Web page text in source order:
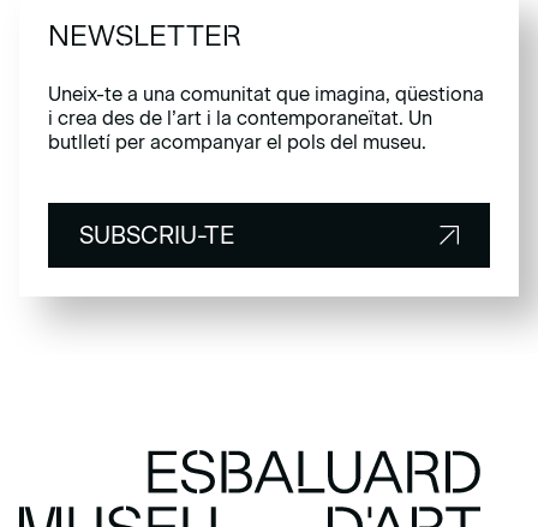
NEWSLETTER
Uneix-te a una comunitat que imagina, qüestiona
i crea des de l’art i la contemporaneïtat. Un
butlletí per acompanyar el pols del museu.
SUBSCRIU-TE
SUBSCRIU-TE